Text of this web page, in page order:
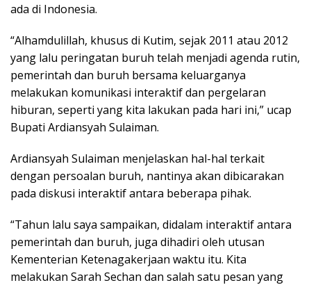
ada di Indonesia.
“Alhamdulillah, khusus di Kutim, sejak 2011 atau 2012
yang lalu peringatan buruh telah menjadi agenda rutin,
pemerintah dan buruh bersama keluarganya
melakukan komunikasi interaktif dan pergelaran
hiburan, seperti yang kita lakukan pada hari ini,” ucap
Bupati Ardiansyah Sulaiman.
Ardiansyah Sulaiman menjelaskan hal-hal terkait
dengan persoalan buruh, nantinya akan dibicarakan
pada diskusi interaktif antara beberapa pihak.
“Tahun lalu saya sampaikan, didalam interaktif antara
pemerintah dan buruh, juga dihadiri oleh utusan
Kementerian Ketenagakerjaan waktu itu. Kita
melakukan Sarah Sechan dan salah satu pesan yang